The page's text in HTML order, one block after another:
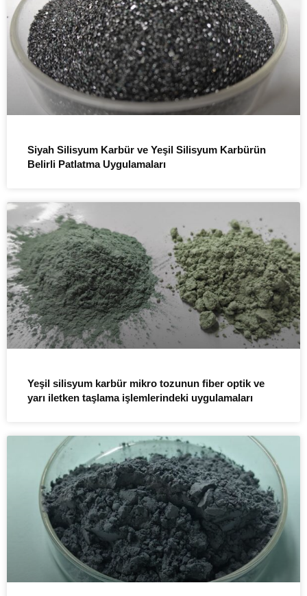
Siyah Silisyum Karbür ve Yeşil Silisyum Karbürün
Belirli Patlatma Uygulamaları
Yeşil silisyum karbür mikro tozunun fiber optik ve
yarı iletken taşlama işlemlerindeki uygulamaları